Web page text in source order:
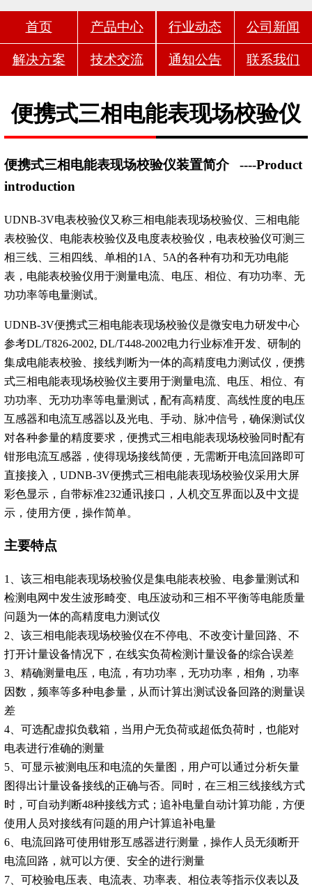
首页 产品中心 行业动态 公司新闻
解决方案 技术交流 通知公告 联系我们
便携式三相电能表现场校验仪
便携式三相电能表现场校验仪装置简介----Product
introduction
UDNB-3V电表校验仪又称三相电能表现场校验仪、三相电能
表校验仪、电能表校验仪及电度表校验仪，电表校验仪可测三
相三线、三相四线、单相的1A、5A的各种有功和无功电能
表，电能表校验仪用于测量电流、电压、相位、有功功率、无
功功率等电量测试。
UDNB-3V便携式三相电能表现场校验仪是微安电力研发中心
参考DL/T826-2002, DL/T448-2002电力行业标准开发、研制的
集成电能表校验、接线判断为一体的高精度电力测试仪，便携
式三相电能表现场校验仪主要用于测量电流、电压、相位、有
功功率、无功功率等电量测试，配有高精度、高线性度的电压
互感器和电流互感器以及光电、手动、脉冲信号，确保测试仪
对各种参量的精度要求，便携式三相电能表现场校验同时配有
钳形电流互感器，使得现场接线简便，无需断开电流回路即可
直接接入，UDNB-3V便携式三相电能表现场校验仪采用大屏
彩色显示，自带标准232通讯接口，人机交互界面以及中文提
示，使用方便，操作简单。
主要特点
1、该三相电能表现场校验仪是集电能表校验、电参量测试和
检测电网中发生波形畸变、电压波动和三相不平衡等电能质量
问题为一体的高精度电力测试仪
2、该三相电能表现场校验仪在不停电、不改变计量回路、不
打开计量设备情况下，在线实负荷检测计量设备的综合误差
3、精确测量电压，电流，有功功率，无功功率，相角，功率
因数，频率等多种电参量，从而计算出测试设备回路的测量误
差
4、可选配虚拟负载箱，当用户无负荷或超低负荷时，也能对
电表进行准确的测量
5、可显示被测电压和电流的矢量图，用户可以通过分析矢量
图得出计量设备接线的正确与否。同时，在三相三线接线方式
时，可自动判断48种接线方式；追补电量自动计算功能，方便
使用人员对接线有问题的用户计算追补电量
6、电流回路可使用钳形互感器进行测量，操作人员无须断开
电流回路，就可以方便、安全的进行测量
7、可校验电压表、电流表、功率表、相位表等指示仪表以及